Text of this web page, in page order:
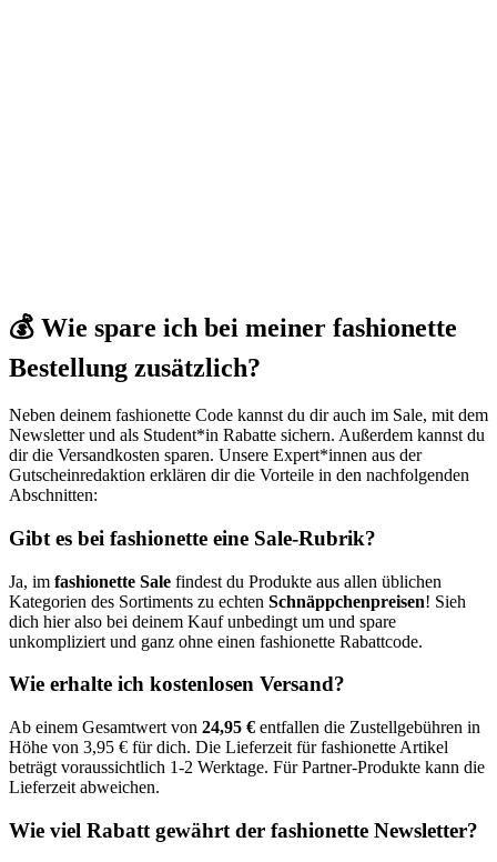
💰 Wie spare ich bei meiner fashionette
Bestellung zusätzlich?
Neben deinem fashionette Code kannst du dir auch im Sale, mit dem
Newsletter und als Student*in Rabatte sichern. Außerdem kannst du
dir die Versandkosten sparen. Unsere Expert*innen aus der
Gutscheinredaktion erklären dir die Vorteile in den nachfolgenden
Abschnitten:
Gibt es bei fashionette eine Sale-Rubrik?
Ja, im fashionette Sale findest du Produkte aus allen üblichen
Kategorien des Sortiments zu echten Schnäppchenpreisen! Sieh
dich hier also bei deinem Kauf unbedingt um und spare
unkompliziert und ganz ohne einen fashionette Rabattcode.
Wie erhalte ich kostenlosen Versand?
Ab einem Gesamtwert von 24,95 € entfallen die Zustellgebühren in
Höhe von 3,95 € für dich. Die Lieferzeit für fashionette Artikel
beträgt voraussichtlich 1-2 Werktage. Für Partner-Produkte kann die
Lieferzeit abweichen.
Wie viel Rabatt gewährt der fashionette Newsletter?